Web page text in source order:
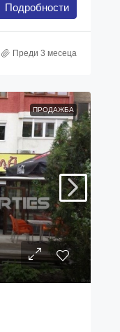
Подробности
Преди 3 месеца
ПРОДАЖБА